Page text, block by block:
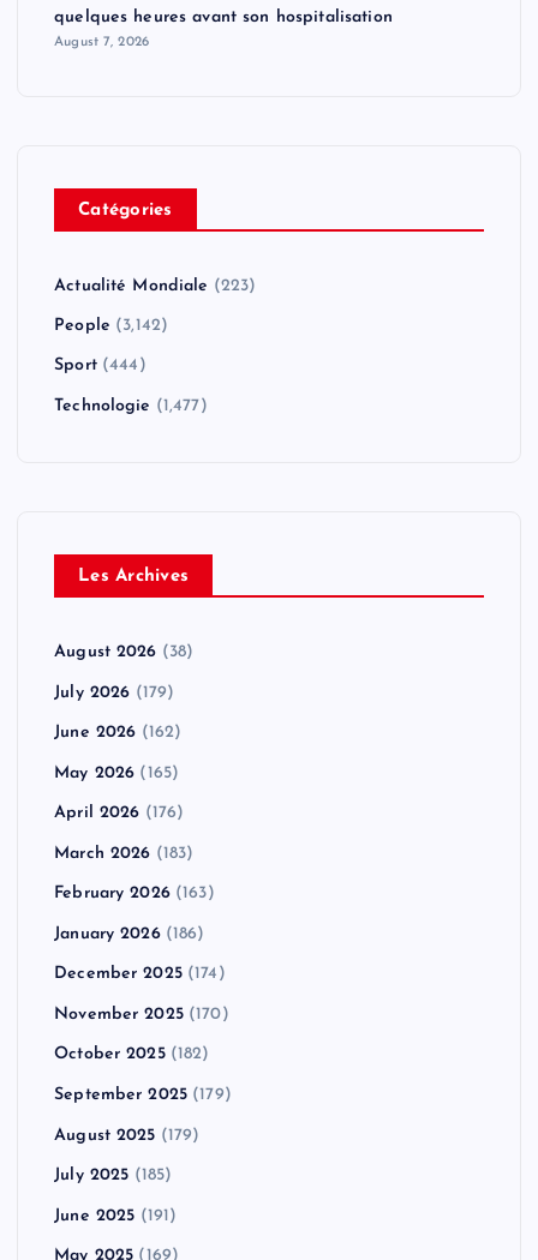
quelques heures avant son hospitalisation
August 7, 2026
Catégories
Actualité Mondiale (223)
People (3,142)
Sport(444)
Technologie (1,477)
Les Archives
August 2026 (38)
July 2026 (179)
June 2026 (162)
May 2026 (165)
April 2026 (176)
March 2026 (183)
February 2026(163)
January 2026(186)
December 2025(174)
November 2025(170)
October 2025(182)
September 2025 (179)
August 2025 (179)
July 2025 (185)
June 2025 (191)
May 2025 (169)